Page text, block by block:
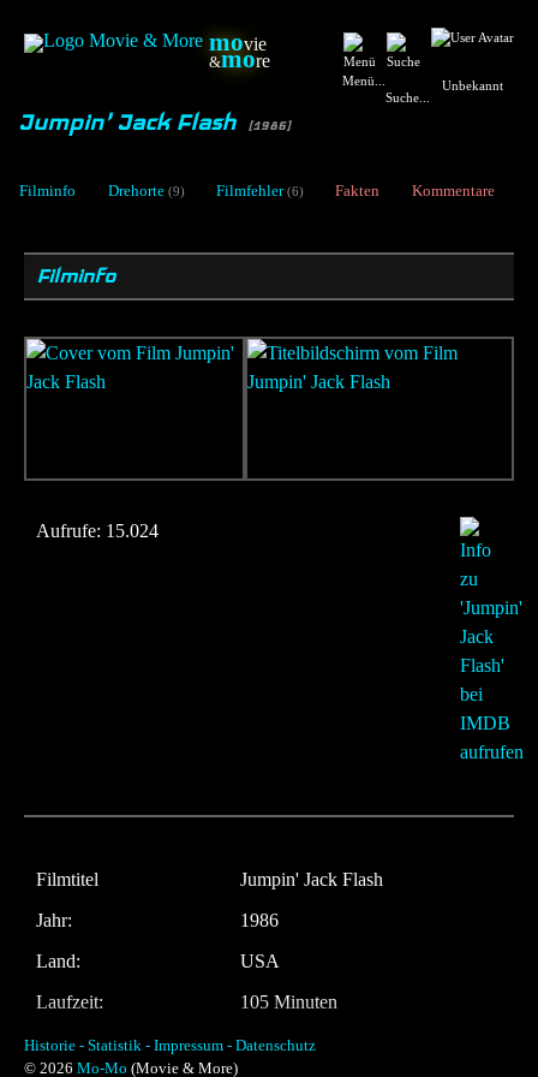
movie
&more
Menü...
Suche...
Unbekannt
Jumpin' Jack Flash [1986]
Filminfo Drehorte (9) Filmfehler (6) Fakten Kommentare
Filminfo
Aufrufe: 15.024
Filmtitel
Jumpin' Jack Flash
Jahr:
1986
Land:
USA
Laufzeit:
105 Minuten
Regie
Penny Marshall
Historie - Statistik - Impressum - Datenschutz
© 2026 Mo-Mo (Movie & More)